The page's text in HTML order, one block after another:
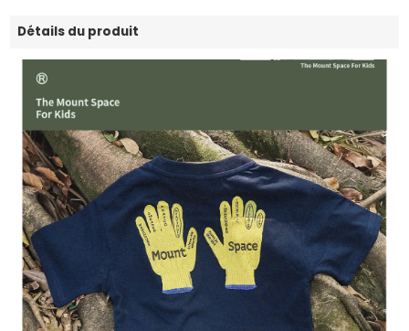
Détails du produit